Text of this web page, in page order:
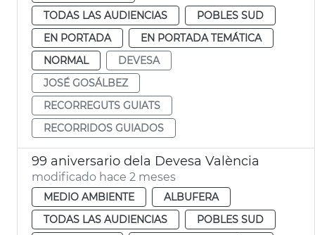
TODAS LAS AUDIENCIAS
POBLES SUD
EN PORTADA
EN PORTADA TEMÁTICA
NORMAL
DEVESA
JOSÉ GOSÁLBEZ
RECORREGUTS GUIATS
RECORRIDOS GUIADOS
99 aniversario dela Devesa València
modificado hace 2 meses
MEDIO AMBIENTE
ALBUFERA
TODAS LAS AUDIENCIAS
POBLES SUD